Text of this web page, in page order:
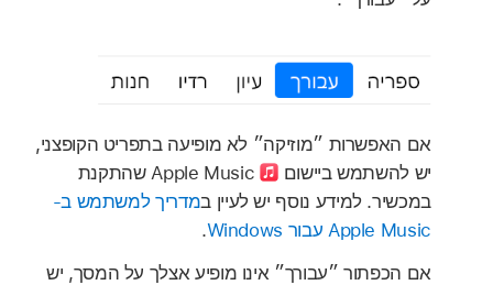
אם האפשרות ״מוזיקה״ לא מופיעה בתפריט הקופצני,
יש להשתמש ביישום
Apple Music שהתקנת
במכשיר. למידע נוסף יש לעיין במדריך למשתמש ב-
Apple Music עבור Windows
.
אם הכפתור ״עבורך״ אינו מופיע אצלך על המסך, יש